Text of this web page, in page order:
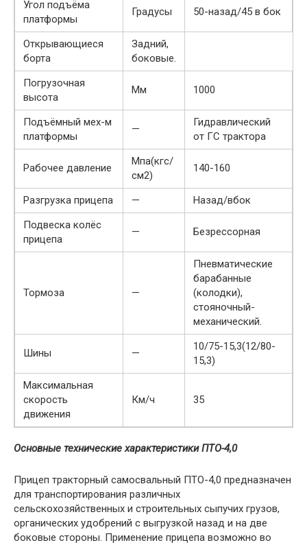
Угол подъёма
платформы
Градусы 50-назад/45 в бок
Открывающиеся
борта
Задний,
боковые.
Погрузочная
высота
Мм 1000
Подъёмный мех-м
платформы
—
Гидравлический
от ГС трактора
Рабочее давление
Мпа(кгс/
см2)
140-160
Разгрузка прицепа —
Назад/вбок
Подвеска колёс
прицепа
— Безрессорная
Тормоза —
Пневматические
барабанные
(колодки),
стояночный-
механический.
Шины —
10/75-15,3(12/80-
15,3)
Максимальная
скорость
движения
Км/ч 35
Основные технические характеристики ПТО-4,0
Прицеп тракторный самосвальный ПТО-4,0 предназначен
для транспортирования различных
сельскохозяйственных и строительных сыпучих грузов,
органических удобрений с выгрузкой назад и на две
боковые стороны. Применение прицепа возможно во